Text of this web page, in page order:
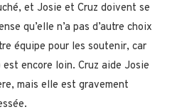
et Josie et Cruz doivent se
qu’elle n’a pas d’autre choix
équipe pour les soutenir, car
est encore loin. Cruz aide Josie
mais elle est gravement